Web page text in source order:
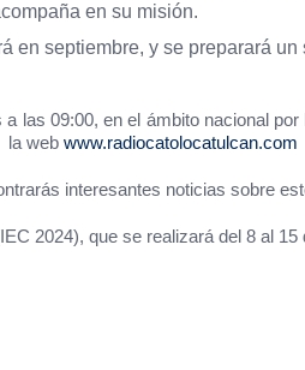
en su misión.
septiembre, y se preparará
las 09:00, en el ámbito nacional
la web www.radiocatolocatulcan.com
interesantes noticias sobre
2024), que se realizará del 8 al 15